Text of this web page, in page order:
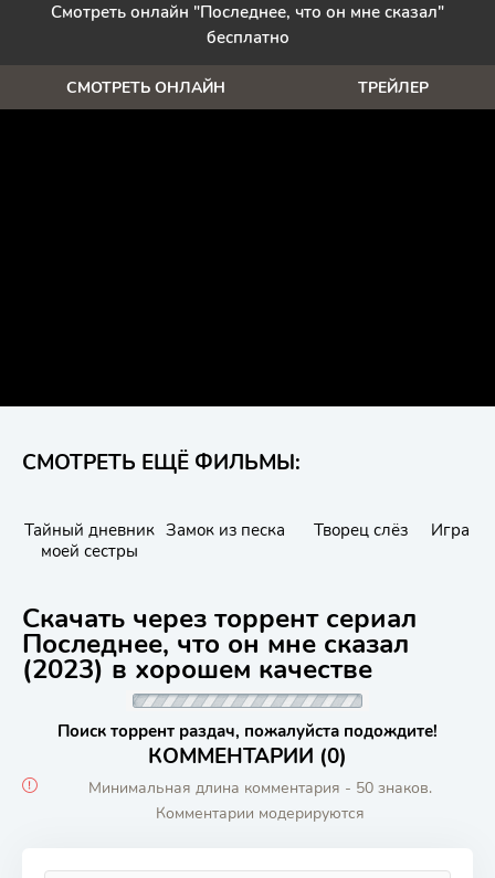
Смотреть онлайн "Последнее, что он мне сказал"
бесплатно
СМОТРЕТЬ ОНЛАЙН ТРЕЙЛЕР
СМОТРЕТЬ ЕЩЁ ФИЛЬМЫ:
Тайный дневник
моей сестры
Замок из песка Творец слёз Игра в
Скачать через торрент сериал
Последнее, что он мне сказал
(2023) в хорошем качестве
Поиск торрент раздач, пожалуйста подождите!
КОММЕНТАРИИ (0)
Минимальная длина комментария - 50 знаков.
Комментарии модерируются